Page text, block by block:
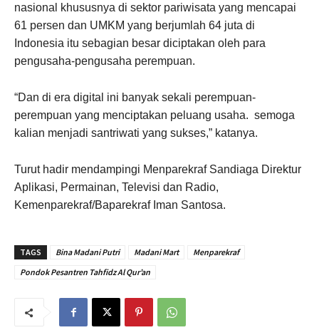
nasional khususnya di sektor pariwisata yang mencapai
61 persen dan UMKM yang berjumlah 64 juta di
Indonesia itu sebagian besar diciptakan oleh para
pengusaha-pengusaha perempuan.
“Dan di era digital ini banyak sekali perempuan-
perempuan yang menciptakan peluang usaha. semoga
kalian menjadi santriwati yang sukses,” katanya.
Turut hadir mendampingi Menparekraf Sandiaga Direktur
Aplikasi, Permainan, Televisi dan Radio,
Kemenparekraf/Baparekraf Iman Santosa.
TAGS Bina Madani Putri Madani Mart
Menparekraf
Pondok Pesantren Tahfidz Al Qur’an